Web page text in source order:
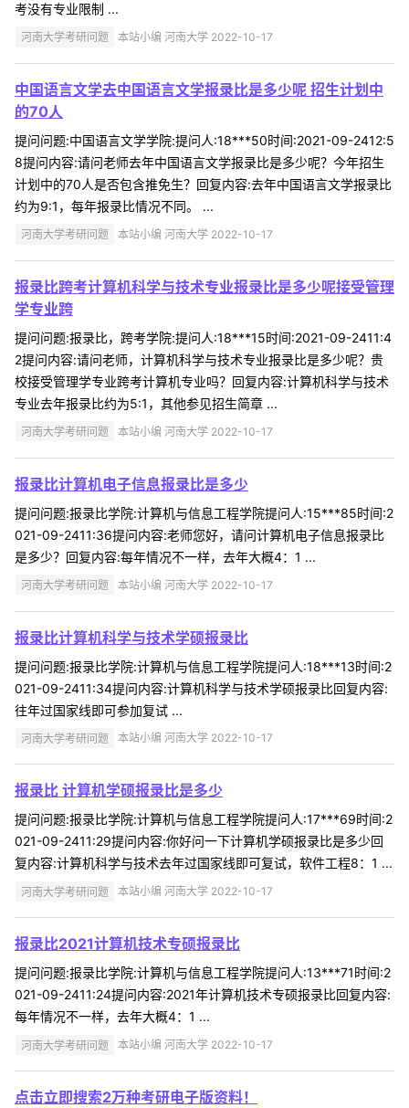
考没有专业限制 ...
河南大学考研问题 本站小编 河南大学 2022-10-17
中国语言文学去中国语言文学报录比是多少呢 招生计划中
的70人
提问问题:中国语言文学学院:提问人:18***50时间:2021-09-2412:5
8提问内容:请问老师去年中国语言文学报录比是多少呢？今年招生
计划中的70人是否包含推免生？回复内容:去年中国语言文学报录比
约为9:1，每年报录比情况不同。 ...
河南大学考研问题 本站小编 河南大学 2022-10-17
报录比跨考计算机科学与技术专业报录比是多少呢接受管理
学专业跨
提问问题:报录比，跨考学院:提问人:18***15时间:2021-09-2411:4
2提问内容:请问老师，计算机科学与技术专业报录比是多少呢？贵
校接受管理学专业跨考计算机专业吗？回复内容:计算机科学与技术
专业去年报录比约为5:1，其他参见招生简章 ...
河南大学考研问题 本站小编 河南大学 2022-10-17
报录比计算机电子信息报录比是多少
提问问题:报录比学院:计算机与信息工程学院提问人:15***85时间:2
021-09-2411:36提问内容:老师您好，请问计算机电子信息报录比
是多少？回复内容:每年情况不一样，去年大概4：1 ...
河南大学考研问题 本站小编 河南大学 2022-10-17
报录比计算机科学与技术学硕报录比
提问问题:报录比学院:计算机与信息工程学院提问人:18***13时间:2
021-09-2411:34提问内容:计算机科学与技术学硕报录比回复内容:
往年过国家线即可参加复试 ...
河南大学考研问题 本站小编 河南大学 2022-10-17
报录比 计算机学硕报录比是多少
提问问题:报录比学院:计算机与信息工程学院提问人:17***69时间:2
021-09-2411:29提问内容:你好问一下计算机学硕报录比是多少回
复内容:计算机科学与技术去年过国家线即可复试，软件工程8：1 ...
河南大学考研问题 本站小编 河南大学 2022-10-17
报录比2021计算机技术专硕报录比
提问问题:报录比学院:计算机与信息工程学院提问人:13***71时间:2
021-09-2411:24提问内容:2021年计算机技术专硕报录比回复内容:
每年情况不一样，去年大概4：1 ...
河南大学考研问题 本站小编 河南大学 2022-10-17
点击立即搜索2万种考研电子版资料！